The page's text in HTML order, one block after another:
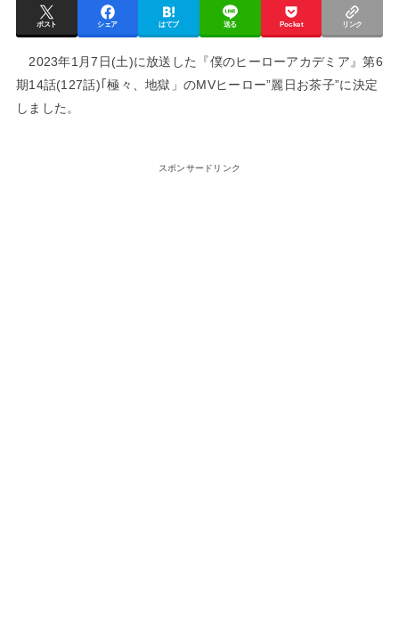
ポスト シェア はてブ 送る Pocket リンク
2023年1月7日(土)に放送した『僕のヒーローアカデミア』第6
期14話(127話)｢極々、地獄」のMVヒーロー”麗日お茶子”に決定
しました。
スポンサードリンク